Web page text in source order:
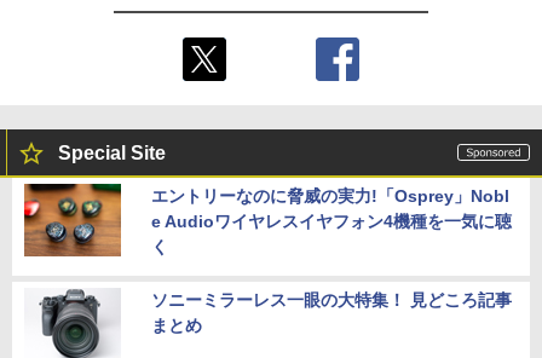
Special Site
エントリーなのに脅威の実力!「Osprey」Nobl
e Audioワイヤレスイヤフォン4機種を一気に聴
く
ソニーミラーレス一眼の大特集！ 見どころ記事
まとめ